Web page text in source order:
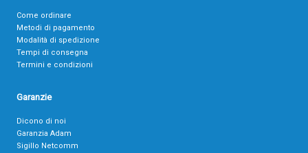
Come ordinare
Metodi di pagamento
Modalità di spedizione
Tempi di consegna
Termini e condizioni
Garanzie
Dicono di noi
Garanzia Adam
Sigillo Netcomm